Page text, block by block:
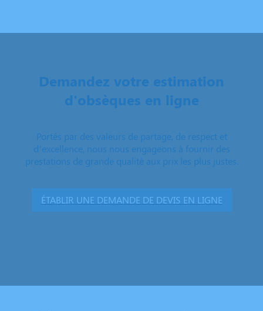
Demandez votre estimation
d'obsèques en ligne
Portés par des valeurs de partage, de respect et
d’excellence, nous nous engageons à fournir des
prestations de grande qualité aux prix les plus justes.
ÉTABLIR UNE DEMANDE DE DEVIS EN LIGNE